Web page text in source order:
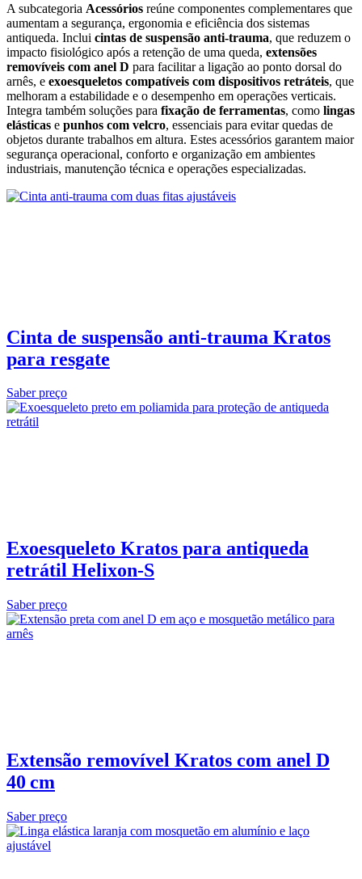
A subcategoria Acessórios reúne componentes complementares que
aumentam a segurança, ergonomia e eficiência dos sistemas
antiqueda. Inclui cintas de suspensão anti‑trauma, que reduzem o
impacto fisiológico após a retenção de uma queda, extensões
removíveis com anel D para facilitar a ligação ao ponto dorsal do
arnês, e exoesqueletos compatíveis com dispositivos retráteis, que
melhoram a estabilidade e o desempenho em operações verticais.
Integra também soluções para fixação de ferramentas, como lingas
elásticas e punhos com velcro, essenciais para evitar quedas de
objetos durante trabalhos em altura. Estes acessórios garantem maior
segurança operacional, conforto e organização em ambientes
industriais, manutenção técnica e operações especializadas.
Cinta de suspensão anti‑trauma Kratos
para resgate
Saber preço
Exoesqueleto Kratos para antiqueda
retrátil Helixon‑S
Saber preço
Extensão removível Kratos com anel D
40 cm
Saber preço